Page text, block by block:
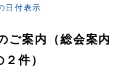
日付表示
ご案内（総会案内
件）